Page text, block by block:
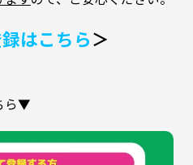
はこちら＞
ら▼